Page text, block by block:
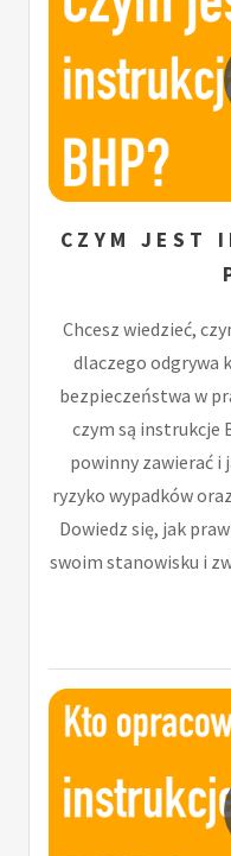
CZYM JEST
Chcesz wiedzieć,
dlaczego odgrywa
bezpieczeństwa w
czym są instrukcje
powinny zawierać
ryzyko wypadków
Dowiedz się, jak
swoim stanowisku i